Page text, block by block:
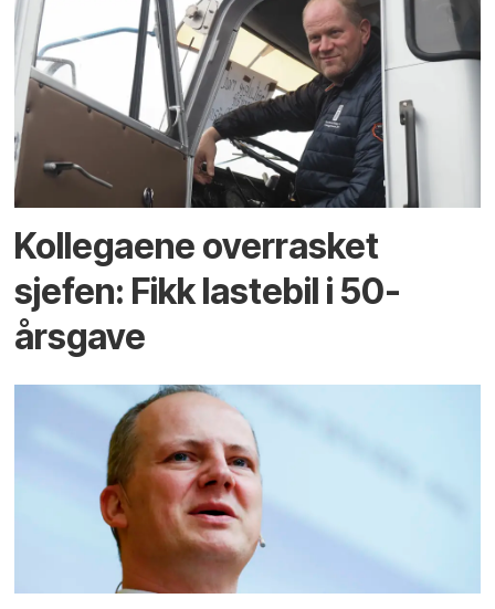
Kollegaene overrasket
sjefen: Fikk lastebil i 50-
årsgave